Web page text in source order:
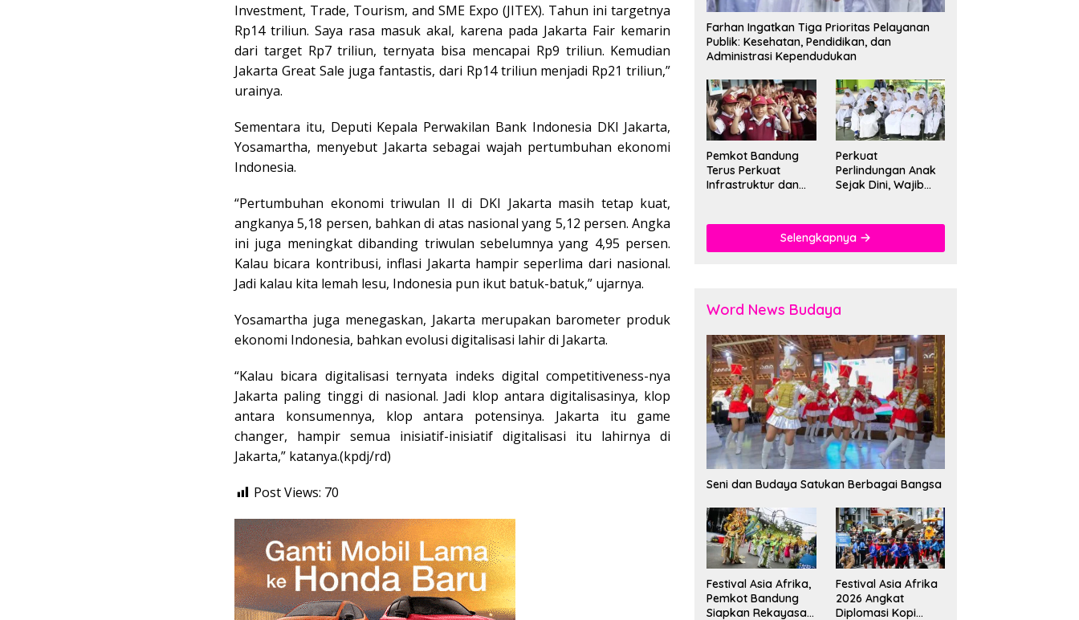
Investment, Trade, Tourism, and SME Expo (JITEX). Tahun ini targetnya
Rp14 triliun. Saya rasa masuk akal, karena pada Jakarta Fair kemarin
dari target Rp7 triliun, ternyata bisa mencapai Rp9 triliun. Kemudian
Jakarta Great Sale juga fantastis, dari Rp14 triliun menjadi Rp21 triliun,”
urainya.
Sementara itu, Deputi Kepala Perwakilan Bank Indonesia DKI Jakarta,
Yosamartha, menyebut Jakarta sebagai wajah pertumbuhan ekonomi
Indonesia.
“Pertumbuhan ekonomi triwulan II di DKI Jakarta masih tetap kuat,
angkanya 5,18 persen, bahkan di atas nasional yang 5,12 persen. Angka
ini juga meningkat dibanding triwulan sebelumnya yang 4,95 persen.
Kalau bicara kontribusi, inflasi Jakarta hampir seperlima dari nasional.
Jadi kalau kita lemah lesu, Indonesia pun ikut batuk-batuk,” ujarnya.
Yosamartha juga menegaskan, Jakarta merupakan barometer produk
ekonomi Indonesia, bahkan evolusi digitalisasi lahir di Jakarta.
“Kalau bicara digitalisasi ternyata indeks digital competitiveness-nya
Jakarta paling tinggi di nasional. Jadi klop antara digitalisasinya, klop
antara konsumennya, klop antara potensinya. Jakarta itu game
changer, hampir semua inisiatif-inisiatif digitalisasi itu lahirnya di
Jakarta,” katanya.(kpdj/rd)
Post Views: 70
Farhan Ingatkan Tiga Prioritas Pelayanan
Publik: Kesehatan, Pendidikan, dan
Administrasi Kependudukan
Pemkot Bandung
Terus Perkuat
Infrastruktur dan
Perkuat
Perlindungan Anak
Sejak Dini, Wajib
Kekerasan
Selengkapnya
Word News Budaya
Seni dan Budaya Satukan Berbagai Bangsa
Festival Asia Afrika,
Pemkot Bandung
Siapkan Rekayasa
Festival Asia Afrika
2026 Angkat
Diplomasi Kopi